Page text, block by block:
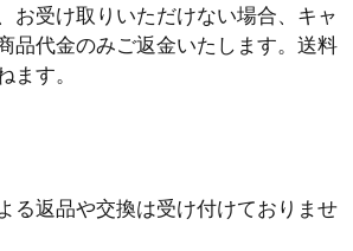
お受け取りいただけない場合、キャ
品代金のみご返金いたします。送料
ます。
る返品や交換は受け付けておりませ